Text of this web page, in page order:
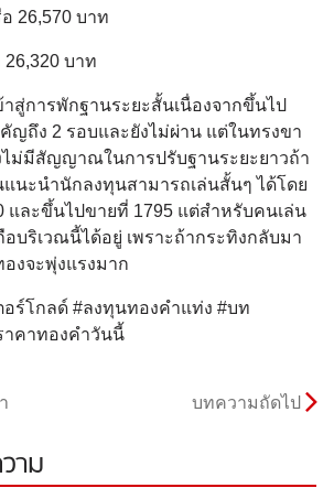
26,570 บาท
บาท
สู่การพักฐานระยะสั้นเนื่องจากขึ้นไป
ญถึง 2 รอบและยังไม่ผ่าน แต่ในทรงขา
ไม่มีสัญญาณในการปรับฐานระยะยาวถ้า
นะนำนักลงทุนสามารถเล่นสั้นๆ ได้โดย
และขึ้นไปขายที่ 1795 แต่สำหรับคนเล่น
อบริเวณนี้ได้อยู่ เพราะถ้ากระทิงกลับมา
งจะพุ่งแรงมาก
อร์โกลด์ #ลงทุนทองคำแท่ง #บท
าคาทองคำวันนี้
บทความถัดไป
าม